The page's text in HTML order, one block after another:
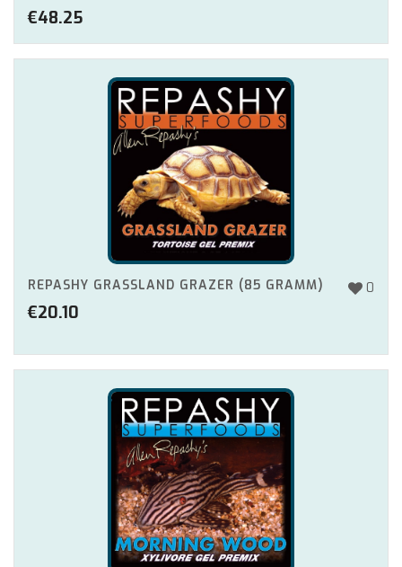
€48.25
0
REPASHY GRASSLAND GRAZER (85 GRAMM)
€20.10